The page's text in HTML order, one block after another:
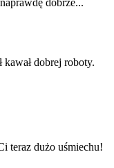
dobrze...
dobrej roboty.
teraz dużo uśmiechu!